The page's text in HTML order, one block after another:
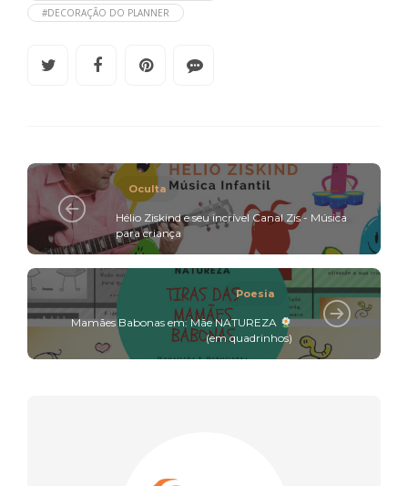
#DECORAÇÃO DO PLANNER
Oculta
Hélio Ziskind e seu incrível Canal Zis - Música
para criança
Poesia
Mamães Babonas em: Mãe NATUREZA
(em quadrinhos)